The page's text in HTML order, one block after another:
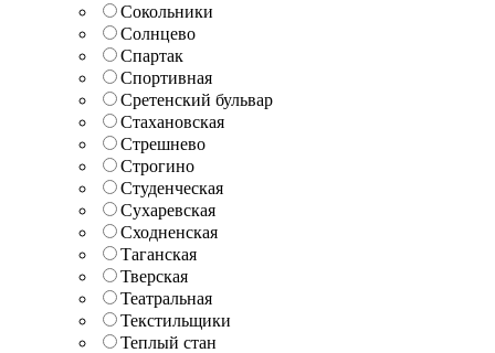
Сокольники
Солнцево
Спартак
Спортивная
Сретенский бульвар
Стахановская
Стрешнево
Строгино
Студенческая
Сухаревская
Сходненская
Таганская
Тверская
Театральная
Текстильщики
Теплый стан